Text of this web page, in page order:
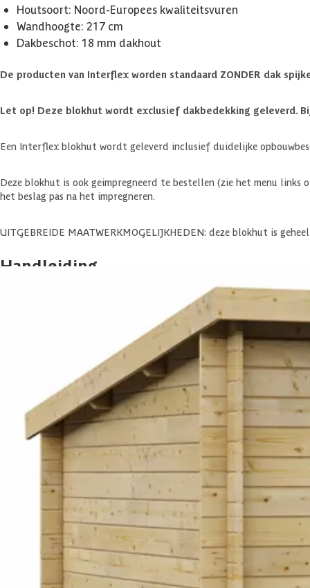
Houtsoort: Noord-Europees kwaliteitsvuren
Wandhoogte: 217 cm
Dakbeschot: 18 mm dakhout
De producten van Interflex worden standaard ZONDER dak
Let op! Deze blokhut wordt exclusief dakbedekking geleverd.
Een Interflex blokhut wordt geleverd inclusief duidelijke
Deze blokhut is ook geimpregneerd te bestellen (zie het menu
het beslag pas na het impregneren.
UITGEBREIDE MAATWERKMOGELIJKHEDEN: deze blokhut is
Handleiding
Technische handleiding Interflex blokhut 3025 L -
Specificaties
Belangrijke specificaties
Breedte
Hoogte